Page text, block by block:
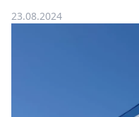
23.08.2024